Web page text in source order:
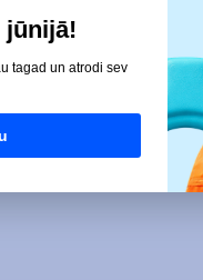
jūnijā!
tagad un atrodi sev